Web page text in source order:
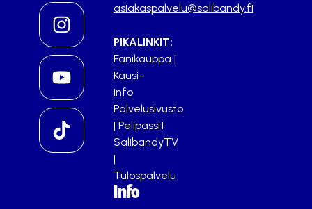
asiakaspalvelu@salibandy.fi
PIKALINKIT:
Fanikauppa |
Kausi-
info
Palvelusivusto
| Pelipassit
SalibandyTV
|
Tulospalvelu
Info